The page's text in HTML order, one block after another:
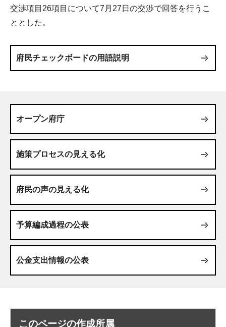
交渉項目26項目について7月27日の交渉で回答を行うこ
ととした。
府民チェックボードの用語説明
オープン府庁
施策プロセスの見える化
府民の声の見える化
予算編成過程の公表
公金支出情報の公表
このページの作成所属